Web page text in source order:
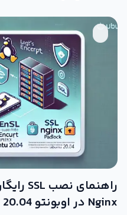
Nginx در اوبونتو 20.04